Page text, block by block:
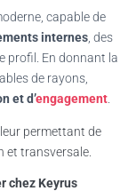
capable de
internes , des
profil. En donnant la
de rayons,
et d’engagement
permettant de
et transversale.
chez Keyrus